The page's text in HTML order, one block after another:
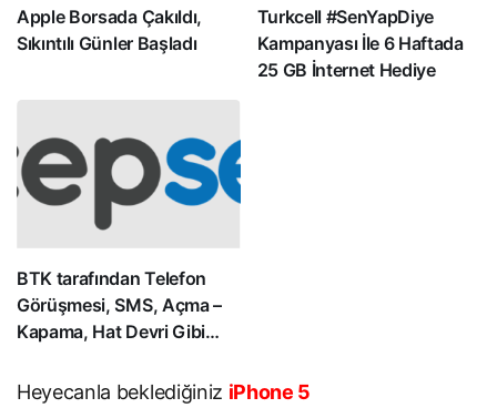
Apple Borsada Çakıldı,
Sıkıntılı Günler Başladı
Turkcell #SenYapDiye
Kampanyası İle 6 Haftada
25 GB İnternet Hediye
BTK tarafından Telefon
Görüşmesi, SMS, Açma –
Kapama, Hat Devri Gibi
Gidildi
Heyecanla beklediğiniz iPhone 5